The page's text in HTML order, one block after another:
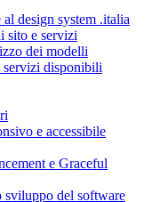
design system .italia
sito e servizi
dei modelli
disponibili
e accessibile
e Graceful
sviluppo del software